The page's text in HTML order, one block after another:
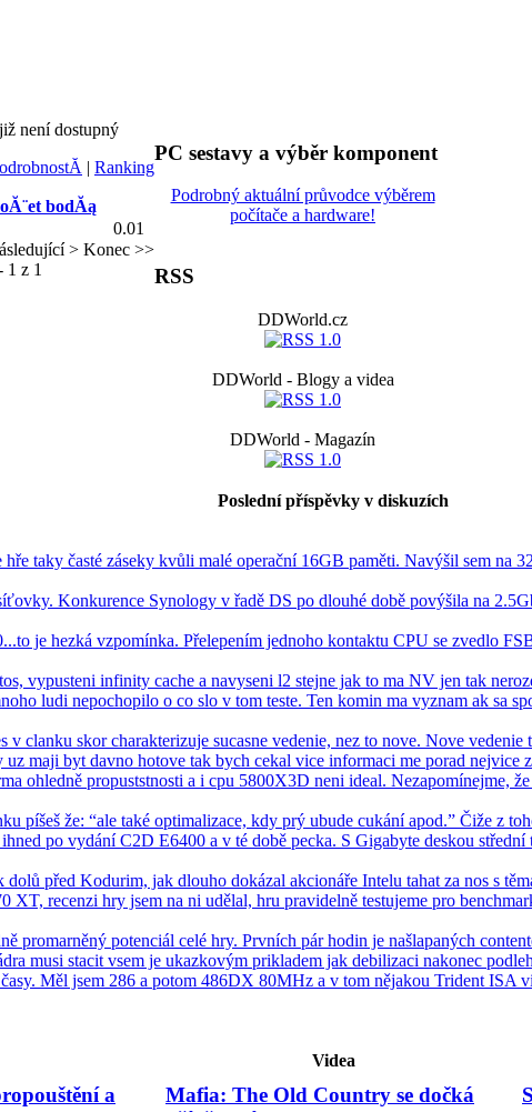
není dostupný
| Ranking
bodĂą
0.01
> Konec >>
1 z 1
PC sestavy a výběr komponent
Podrobný aktuální průvodce výběrem
počítače a hardware!
RSS
DDWorld.cz
DDWorld - Blogy a videa
DDWorld - Magazín
Poslední příspěvky v diskuzích
hře taky časté záseky kvůli malé operační 16GB paměti. Navýšil sem na
Konkurence Synology v řadě DS po dlouhé době povýšila na
je hezká vzpomínka. Přelepením jednoho kontaktu CPU se zvedlo
vypusteni infinity cache a navyseni l2 stejne jak to ma NV jen tak
ludi nepochopilo o co slo v tom teste. Ten komin ma vyznam ak sa
v clanku skor charakterizuje sucasne vedenie, nez to nove. Nove
maji byt davno hotove tak bych cekal vice informaci me porad nejvice
ohledně propuststnosti a i cpu 5800X3D neni ideal. Nezapomínejme,
píšeš že: “ale také optimalizace, kdy prý ubude cukání apod.” Čiže z
po vydání C2D E6400 a v té době pecka. S Gigabyte deskou
před Kodurim, jak dlouho dokázal akcionáře Intelu tahat za nos s
XT, recenzi hry jsem na ni udělal, hru pravidelně testujeme pro
promarněný potenciál celé hry. Prvních pár hodin je našlapaných
musi stacit vsem je ukazkovým prikladem jak debilizaci nakonec
Měl jsem 286 a potom 486DX 80MHz a v tom nějakou Trident ISA
Videa
a
Mafia: The Old Country se dočká